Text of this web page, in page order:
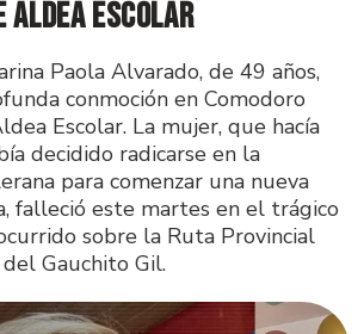
Aldea Escolar
Paola Alvarado, de 49 años,
conmoción en Comodoro
Escolar. La mujer, que hacía
decidido radicarse en la
para comenzar una nueva
falleció este martes en el trágico
sobre la Ruta Provincial
Gauchito Gil.